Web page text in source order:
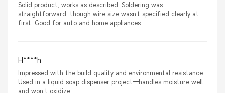
Solid product, works as described. Soldering was
straightforward, though wire size wasn't specified clearly at
first. Good for auto and home appliances.
H****h
Impressed with the build quality and environmental resistance.
Used in a liquid soap dispenser project—handles moisture well
and won’t oxidize.